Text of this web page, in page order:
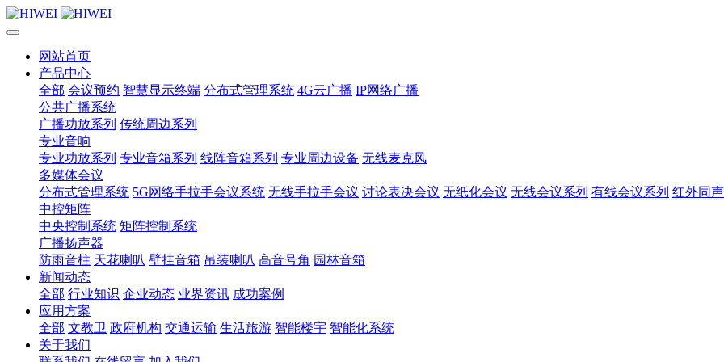
网站首页
产品中心
全部 会议预约 智慧显示终端 分布式管理系统 4G云广播 IP网络广播
公共广播系统
广播功放系列 传统周边系列
专业音响
专业功放系列 专业音箱系列 线阵音箱系列 专业周边设备 无线麦克风
多媒体会议
分布式管理系统 5G网络手拉手会议系统 无线手拉手会议 讨论表决会议 无纸化会议 无线会议系列 有线会议系列 红外同
中控矩阵
中央控制系统 矩阵控制系统
广播扬声器
防雨音柱 天花喇叭 壁挂音箱 吊装喇叭 高音号角 园林音箱
新闻动态
全部 行业知识 企业动态 业界资讯 成功案例
应用方案
全部 文教卫 政府机构 交通运输 生活旅游 智能楼宇 智能化系统
关于我们